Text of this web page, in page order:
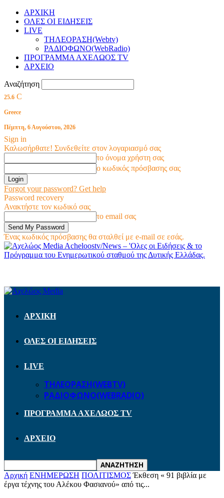
ΑΡΧΙΚΗ
ΟΛΕΣ ΟΙ ΕΙΔΗΣΕΙΣ
LIVE
ΤΗΛΕΟΡΑΣΗ(Webtv)
ΡΑΔΙΟΦΩΝΟ(WebRadio)
ΠΡΟΓΡΑΜΜΑ ΑΧΕΛΩΟΣ TV
ΑΡΧΕΙΟ
Αναζήτηση
25.6 C
Greece
Πέμπτη, 6 Αυγούστου, 2026
Sign in
Καλωσήρθατε! Συνδεθείτε στον λογαριασμό σας
το όνομα χρήστη σας
ο κωδικός πρόσβασης σας
Forgot your password? Get help
Password recovery
Ανακτήστε τον κωδικό σας
το email σας
Ένας κωδικός πρόσβασης θα σταλθεί με e-mail σε εσάς.
Acheloostv/News – 'Ολες οι Ειδήσεις & το
Πρόγραμμα του Ενημερωτικού σταθμού της Δυτικής Ελλάδας.
ΑΡΧΙΚΗ
ΟΛΕΣ ΟΙ ΕΙΔΗΣΕΙΣ
LIVE
ΤΗΛΕΟΡΑΣΗ(WEBTV)
ΡΑΔΙΟΦΩΝΟ(WEBRADIO)
ΠΡΟΓΡΑΜΜΑ ΑΧΕΛΩΟΣ TV
ΑΡΧΕΙΟ
Αρχική ΕΝΗΜΕΡΩΣΗ ΠΟΛΙΤΙΣΜΟΣ Έκθεση « 91 βιβλία με
έργα τέχνης του Αλέκου Φασιανού» από τις...